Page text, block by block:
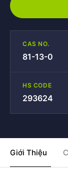
CAS NO.
81-13-0
HS CODE
293624
Giới Thiệu